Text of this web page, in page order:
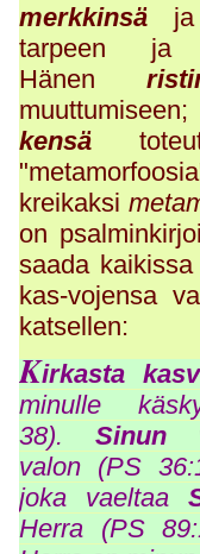
merkkinsä ja
tarpeen ja
Hänen
kensä
kreikaksi
on
saada
kas-vojensa
katsellen:
Kirkasta
minulle
38).Sinun
valon (PS
joka vaeltaa
Herra (PS